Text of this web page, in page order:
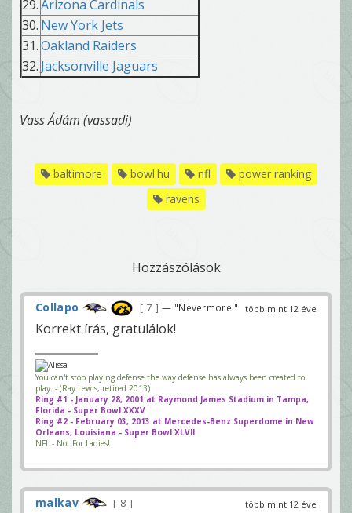
29.Arizona Cardinals
30. New York Jets
31.Oakland Raiders
32. Jacksonville Jaguars
Vass Ádám (vassadi)
baltimore bowl.hu nfl
power ranking
ravens
Hozzászólások
több mint 12 éve
Collapo 7 — "Nevermore."
Korrekt írás, gratulálok!
You can't stop playing defense the way defense has always been created to
play. - (Ray Lewis, retired 2013)
Ring #1 - January 28, 2001 at Raymond James Stadium in Tampa,
Florida - Super Bowl XXXV
Ring #2 - February 03, 2013 at Mercedes-Benz Superdome in New
Orleans, Louisiana - Super Bowl XLVII
NFL - Not For Ladies!
több mint 12 éve
malkav 8